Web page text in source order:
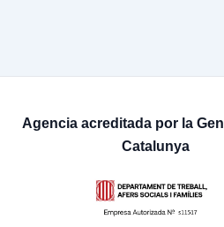
Agencia acreditada por la
Catalunya